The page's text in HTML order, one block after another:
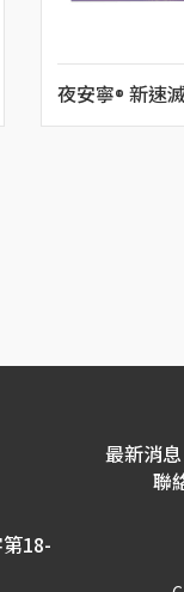
夜安寧® 新速
組
18-
最新消息
聯